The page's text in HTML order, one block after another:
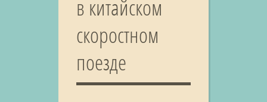
в китайском
скоростном
поезде